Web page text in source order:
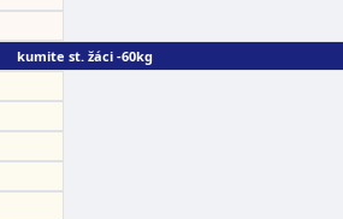
kumite st. žáci -60kg